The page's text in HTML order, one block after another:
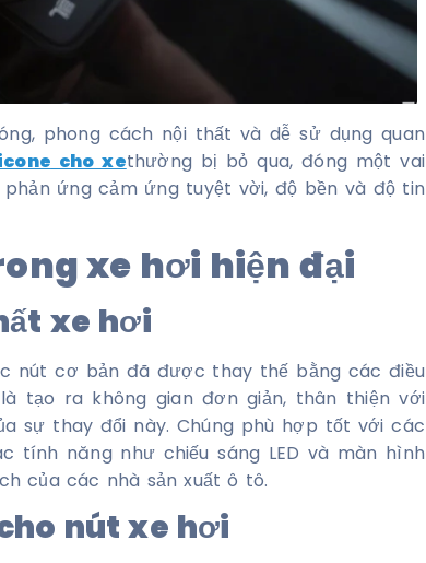
phong cách nội thất và dễ sử dụng quan
cho xethường bị bỏ qua, đóng một vai
ứng cảm ứng tuyệt vời, độ bền và độ tin
xe hơi hiện đại
xe hơi
nút cơ bản đã được thay thế bằng các điều
tạo ra không gian đơn giản, thân thiện với
sự thay đổi này. Chúng phù hợp tốt với các
tính năng như chiếu sáng LED và màn hình
của các nhà sản xuất ô tô.
nút xe hơi